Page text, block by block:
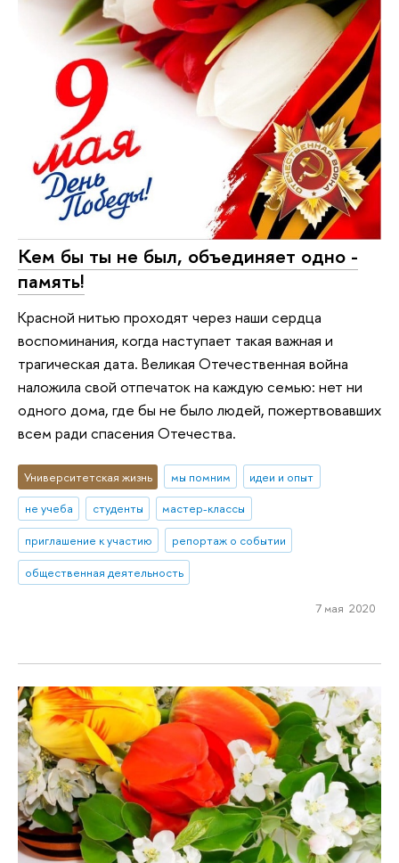
Кем бы ты не был, объединяет одно -
память!
Красной нитью проходят через наши сердца
воспоминания, когда наступает такая важная и
трагическая дата. Великая Отечественная война
наложила свой отпечаток на каждую семью: нет ни
одного дома, где бы не было людей, пожертвовавших
всем ради спасения Отечества.
Университетская жизнь мы помним
идеи и опыт
не учеба
студенты
мастер-классы
приглашение к участию
репортаж о событии
общественная деятельность
7 мая 2020